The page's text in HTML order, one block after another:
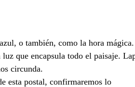
o también, como la hora mágica.
que encapsula todo el paisaje.
circunda.
esta postal, confirmaremos lo